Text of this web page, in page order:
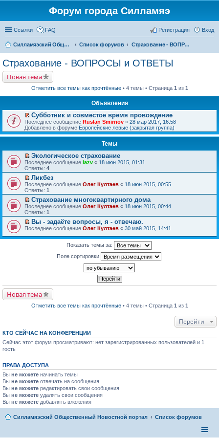
Форум города Силламяэ
Ссылки FAQ Вход
Регистрация
Силламяэский Общественный Новостной портал Список форумов Страхование - ВОПРОСЫ и ОТВЕТЫ
Страхование - ВОПРОСЫ и ОТВЕТЫ
Новая тема
Отметить все темы как прочтённые• 4 темы • Страница 1 из 1
Объявления
П
е
р
е
т
и
к
п
е
р
в
о
м
у
н
е
п
р
о
ч
у
с
о
о
б
и
ю
Субботник и совместое время провождение
Последнее сообщение Ruslan Smirnov « 28 мар 2017, 16:58
Добавлено в форуме Европейские левые (закрытая группа)
Темы
П
е
р
е
й
т
и
к
п
е
р
в
о
м
и
т
а
н
н
с
о
о
н
ю
Экологическое страхование
Последнее сообщение lazv « 18 июн 2015, 01:31
Ответы: 4
П
е
р
е
й
т
и
к
п
е
р
о
ч
и
о
м
о
б
щ
е
н
и
ю
Ликбез
Последнее сообщение Олег Култаев « 18 июн 2015, 00:55
Ответы: 1
П
е
р
е
й
и
у
н
е
п
т
н
м
у
с
о
о
щ
е
н
и
Страхование многоквартирного дома
Последнее сообщение Олег Култаев « 18 июн 2015, 00:44
Ответы: 1
П
р
р
о
м
у
р
о
ч
н
н
о
м
у
с
о
о
щ
Вы - задаёте вопросы, я - отвечаю.
Последнее сообщение Олег Култаев « 30 май 2015, 14:41
Показать темы за:
Поле сортировки
Новая тема
Отметить все темы как прочтённые• 4 темы • Страница 1 из 1
Перейти
КТО СЕЙЧАС НА КОНФЕРЕНЦИИ
Сейчас этот форум просматривают: нет зарегистрированных пользователей и 1
гость
ПРАВА ДОСТУПА
Вы не можете начинать темы
Вы не можете отвечать на сообщения
Вы не можете редактировать свои сообщения
Вы не можете удалять свои сообщения
Вы не можете добавлять вложения
Силламяэский Общественный Новостной портал Список форумов